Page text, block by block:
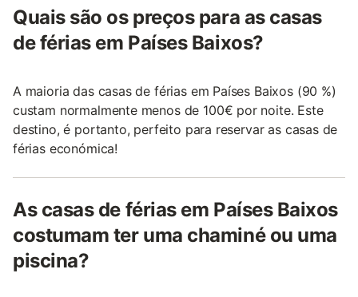
Quais são os preços para as casas
de férias em Países Baixos?
A maioria das casas de férias em Países Baixos (90 %)
custam normalmente menos de 100€ por noite. Este
destino, é portanto, perfeito para reservar as casas de
férias económica!
As casas de férias em Países Baixos
costumam ter uma chaminé ou uma
piscina?